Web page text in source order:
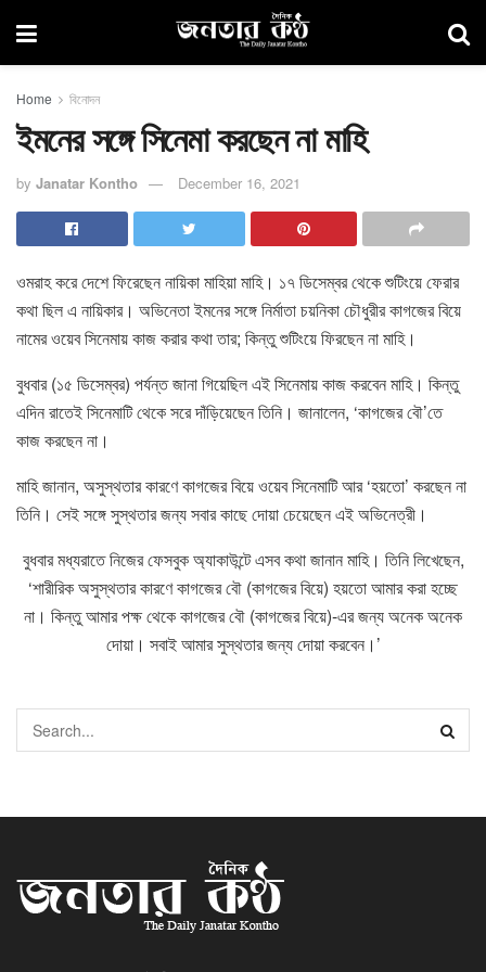
Home বিনোদন
ইমনের সঙ্গে সিনেমা করছেন না মাহি
by Janatar Kontho December 16, 2021
ওমরাহ করে দেশে ফিরেছেন নায়িকা মাহিয়া মাহি। ১৭ ডিসেম্বর থেকে শুটিংয়ে ফেরার
কথা ছিল এ নায়িকার। অভিনেতা ইমনের সঙ্গে নির্মাতা চয়নিকা চৌধুরীর কাগজের বিয়ে
নামের ওয়েব সিনেমায় কাজ করার কথা তার; কিন্তু শুটিংয়ে ফিরছেন না মাহি।
বুধবার (১৫ ডিসেম্বর) পর্যন্ত জানা গিয়েছিল এই সিনেমায় কাজ করবেন মাহি। কিন্তু
এদিন রাতেই সিনেমাটি থেকে সরে দাঁড়িয়েছেন তিনি। জানালেন, ‘কাগজের বৌ’তে
কাজ করছেন না।
মাহি জানান, অসুস্থতার কারণে কাগজের বিয়ে ওয়েব সিনেমাটি আর ‘হয়তো’ করছেন না
তিনি। সেই সঙ্গে সুস্থতার জন্য সবার কাছে দোয়া চেয়েছেন এই অভিনেত্রী।
বুধবার মধ্যরাতে নিজের ফেসবুক অ্যাকাউন্টে এসব কথা জানান মাহি। তিনি লিখেছেন,
‘শারীরিক অসুস্থতার কারণে কাগজের বৌ (কাগজের বিয়ে) হয়তো আমার করা হচ্ছে
না। কিন্তু আমার পক্ষ থেকে কাগজের বৌ (কাগজের বিয়ে)-এর জন্য অনেক অনেক
দোয়া। সবাই আমার সুস্থতার জন্য দোয়া করবেন।’